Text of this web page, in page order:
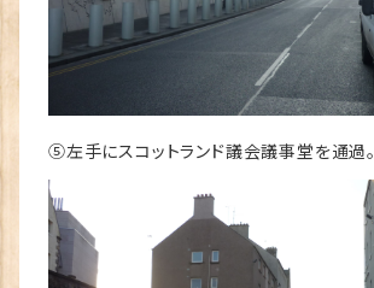
⑤左手にスコットランド議会議事堂を通過。